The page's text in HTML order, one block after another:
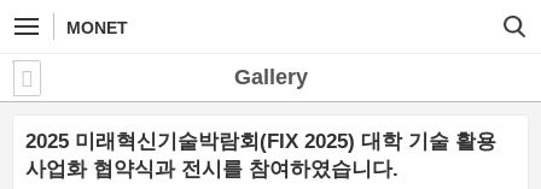
MONET
Gallery
2025 미래혁신기술박람회(FIX 2025) 대학 기술 활용
사업화 협약식과 전시를 참여하였습니다.